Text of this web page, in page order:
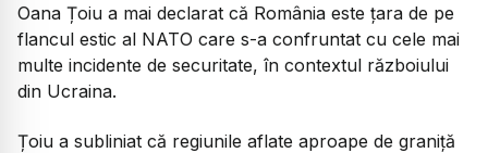
Oana Țoiu a mai declarat că România este țara de pe
flancul estic al NATO care s-a confruntat cu cele mai
multe incidente de securitate, în contextul războiului
din Ucraina.
Țoiu a subliniat că regiunile aflate aproape de graniță